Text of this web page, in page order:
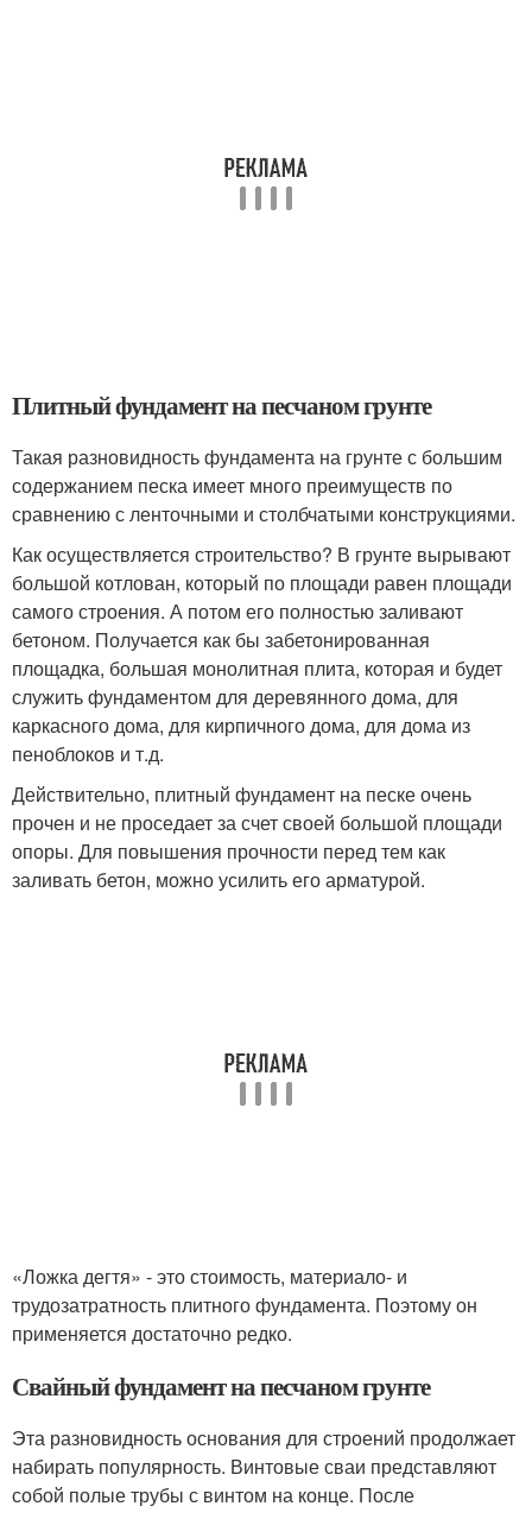
Плитный фундамент на песчаном грунте
Такая разновидность фундамента на грунте с большим
содержанием песка имеет много преимуществ по
сравнению с ленточными и столбчатыми конструкциями.
Как осуществляется строительство? В грунте вырывают
большой котлован, который по площади равен площади
самого строения. А потом его полностью заливают
бетоном. Получается как бы забетонированная
площадка, большая монолитная плита, которая и будет
служить фундаментом для деревянного дома, для
каркасного дома, для кирпичного дома, для дома из
пеноблоков и т.д.
Действительно, плитный фундамент на песке очень
прочен и не проседает за счет своей большой площади
опоры. Для повышения прочности перед тем как
заливать бетон, можно усилить его арматурой.
«Ложка дегтя» - это стоимость, материало- и
трудозатратность плитного фундамента. Поэтому он
применяется достаточно редко.
Свайный фундамент на песчаном грунте
Эта разновидность основания для строений продолжает
набирать популярность. Винтовые сваи представляют
собой полые трубы с винтом на конце. После